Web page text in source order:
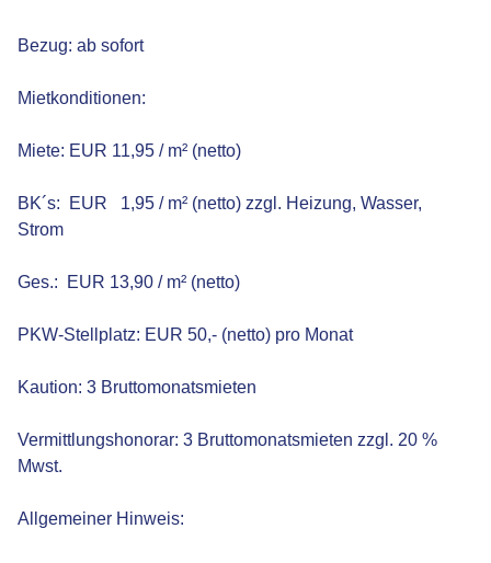
Bezug: ab sofort
Mietkonditionen:
Miete: EUR 11,95 / m² (netto)
BK´s: EUR 1,95 / m² (netto) zzgl. Heizung, Wasser,
Strom
Ges.: EUR 13,90 / m² (netto)
PKW-Stellplatz: EUR 50,- (netto) pro Monat
Kaution: 3 Bruttomonatsmieten
Vermittlungshonorar: 3 Bruttomonatsmieten zzgl. 20 %
Mwst.
Allgemeiner Hinweis: